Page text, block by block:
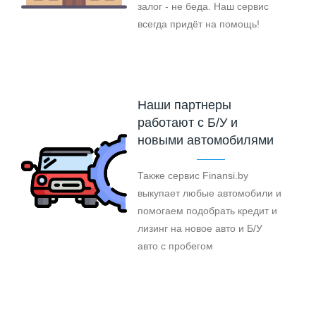
залог - не беда. Наш сервис
всегда придёт на помощь!
Наши партнеры
работают с Б/У и
новыми автомобилями
Также сервис Finansi.by
выкупает любые автомобили и
помогаем подобрать кредит и
лизинг на новое авто и Б/У
авто с пробегом